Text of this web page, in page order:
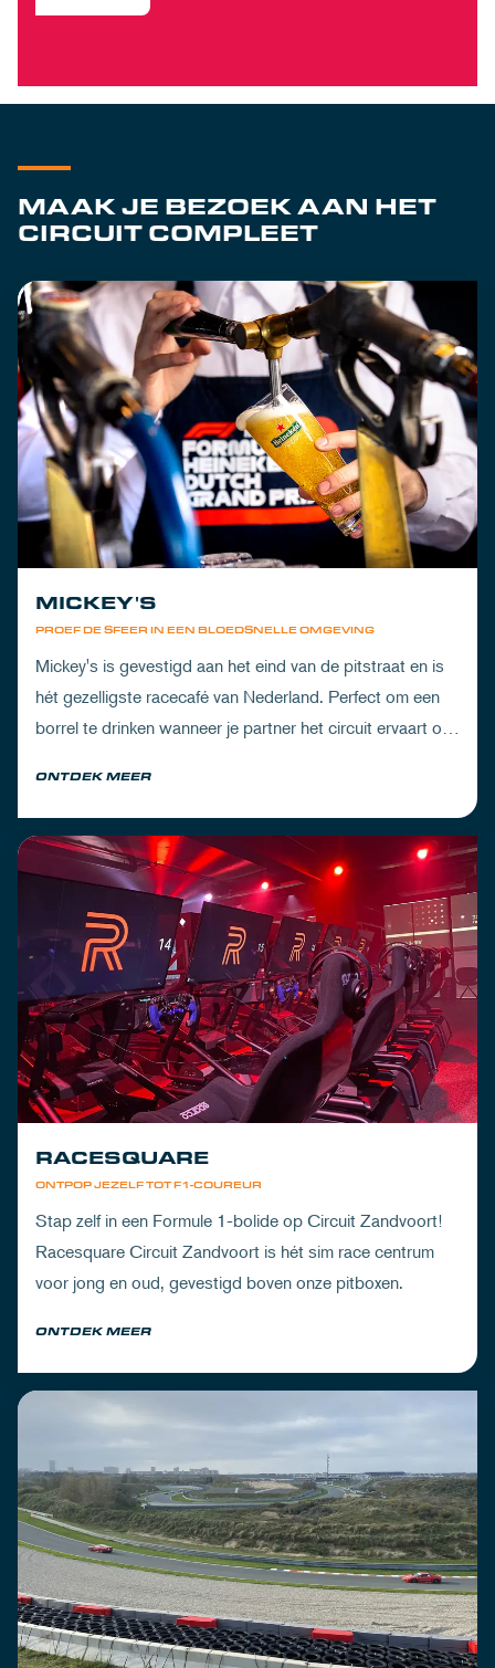
MAAK JE BEZOEK AAN HET
CIRCUIT COMPLEET
PROEF DE SFEER IN EEN BLOEDSNELLE OMGEVING
MICKEY'S
Mickey's is gevestigd aan het eind van de pitstraat en is
hét gezelligste racecafé van Nederland. Perfect om een
borrel te drinken wanneer je partner het circuit ervaart of
ONTDEK MEER
ONTPOP JEZELF TOT F1-COUREUR
RACESQUARE
Stap zelf in een Formule 1-bolide op Circuit Zandvoort!
Racesquare Circuit Zandvoort is hét sim race centrum
voor jong en oud, gevestigd boven onze pitboxen.
ONTDEK MEER